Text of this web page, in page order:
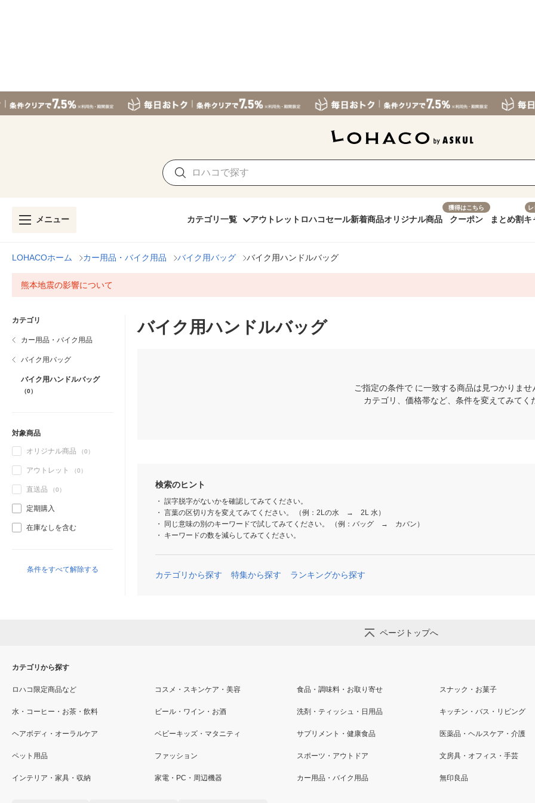
メニュー カテゴリ一覧 アウトレット ロハコセール新着商品オリジナル商品
獲得はこちら
クーポン まとめ割キ
LOHACOホーム カー用品・バイク用品 バイク用バッグ バイク用ハンドルバッグ
熊本地震の影響について
カテゴリ
カー用品・バイク用品
バイク用バッグ
バイク用ハンドルバッグ
（0）
対象商品
オリジナル商品 （0）
アウトレット （0）
直送品 （0）
定期購入
在庫なしを含む
条件をすべて解除する
バイク用ハンドルバッグ
ご指定の条件で に一致する商品は見つかりませ
カテゴリ、価格帯など、条件を変えてみてく
検索のヒント
誤字脱字がないかを確認してみてください。
言葉の区切り方を変えてみてください。 （例：2Lの水 → 2L 水）
同じ意味の別のキーワードで試してみてください。 （例：バッグ → カバン）
キーワードの数を減らしてみてください。
カテゴリから探す 特集から探す ランキングから探す
ページトップへ
カテゴリから探す
ロハコ限定商品など コスメ・スキンケア・美容 食品・調味料・お取り寄せ スナック・お菓子
水・コーヒー・お茶・飲料 ビール・ワイン・お酒 洗剤・ティッシュ・日用品 キッチン・バス・リビング
ヘアボディ・オーラルケア ベビーキッズ・マタニティ サプリメント・健康食品 医薬品・ヘルスケア・介護
ペット用品 ファッション スポーツ・アウトドア 文房具・オフィス・手芸
インテリア・家具・収納 家電・PC・周辺機器 カー用品・バイク用品 無印良品